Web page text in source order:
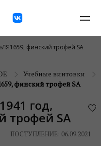
Учебные винтовки
финский трофей SA
год,
трофей SA
ПОСТУПЛЕНИЕ: 06.09.2021